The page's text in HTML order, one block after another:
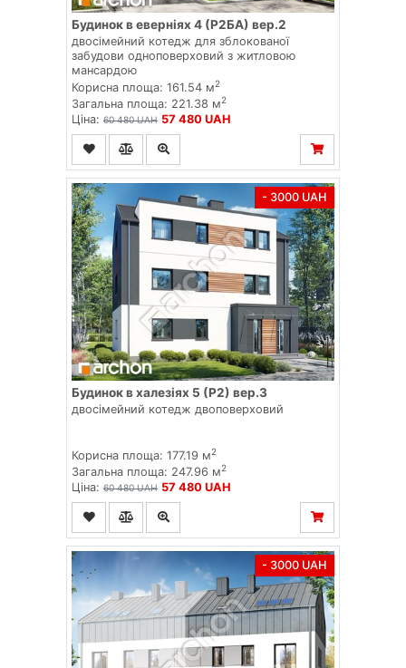
Будинок в еверніях 4 (Р2БА) вер.2
двосімейний котедж для зблокованої
забудови одноповерховий з житловою
мансардою
Корисна площа: 161.54 м2
Загальна площа: 221.38 м2
Ціна: 60 480 UAH 57 480 UAH
- 3000 UAH
Будинок в халезіях 5 (Р2) вер.3
двосімейний котедж двоповерховий
Корисна площа: 177.19 м2
Загальна площа: 247.96 м2
Ціна: 60 480 UAH 57 480 UAH
- 3000 UAH